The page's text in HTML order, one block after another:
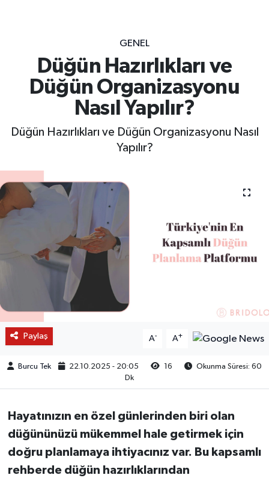
GENEL
Düğün Hazırlıkları ve
Düğün Organizasyonu
Nasıl Yapılır?
Düğün Hazırlıkları ve Düğün Organizasyonu Nasıl
Yapılır?
Paylaş A- A+
Burcu Tek 22.10.2025 - 20:05 16
Okunma Süresi: 60
Dk
Hayatınızın en özel günlerinden biri olan
düğününüzü mükemmel hale getirmek için
doğru planlamaya ihtiyacınız var. Bu kapsamlı
rehberde düğün hazırlıklarından